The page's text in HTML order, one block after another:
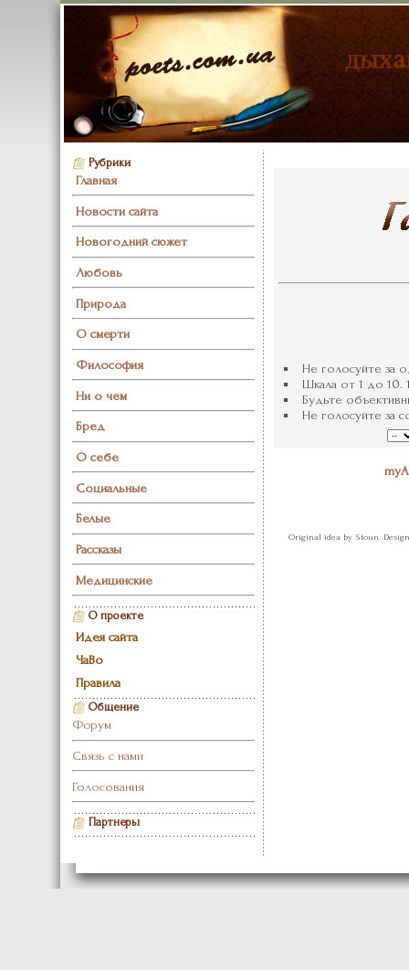
Рубрики
Главная
Новости сайта
Новогодний сюжет
Любовь
Природа
О смерти
Философия
Ни о чем
Бред
О себе
Социальные
Белые
Рассказы
Медицинские
О проекте
Идея сайта
ЧаВо
Правила
Общение
Форум
Связь с нами
Голосования
Партнеры
Не голосуйте за
Шкала от 1 до 10.
Будьте
Не голосуйте за
Original idea by Stoun. Design